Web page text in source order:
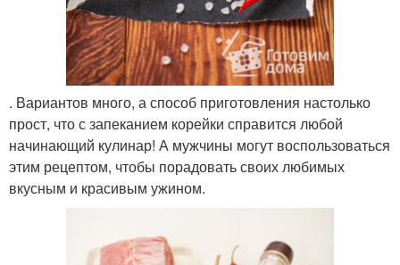
. Вариантов много, а способ приготовления настолько
прост, что с запеканием корейки справится любой
начинающий кулинар! А мужчины могут воспользоваться
этим рецептом, чтобы порадовать своих любимых
вкусным и красивым ужином.